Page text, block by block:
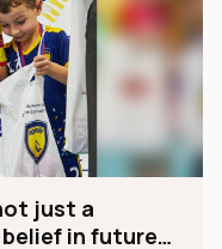
just a
in future